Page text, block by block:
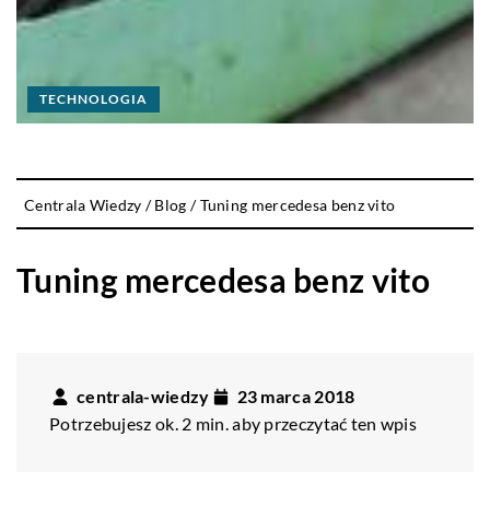
TECHNOLOGIA
Centrala Wiedzy /Blog /Tuning mercedesa benz vito
Tuning mercedesa benz vito
centrala-wiedzy
23 marca 2018
Potrzebujesz ok. 2 min. aby przeczytać ten wpis